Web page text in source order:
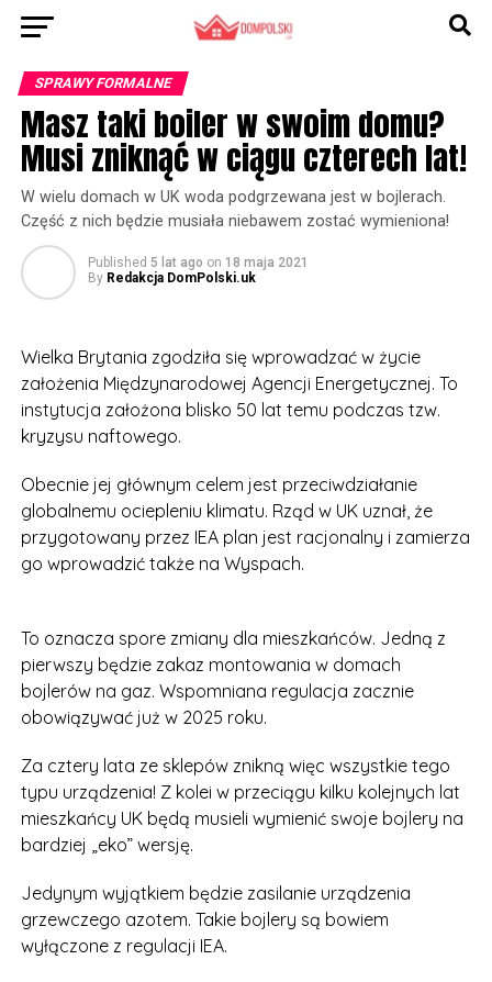
SPRAWY FORMALNE
Masz taki boiler w swoim domu?
Musi zniknąć w ciągu czterech lat!
W wielu domach w UK woda podgrzewana jest w bojlerach.
Część z nich będzie musiała niebawem zostać wymieniona!
Published 5 lat ago on 18 maja 2021
By Redakcja DomPolski.uk
Wielka Brytania zgodziła się wprowadzać w życie
założenia Międzynarodowej Agencji Energetycznej. To
instytucja założona blisko 50 lat temu podczas tzw.
kryzysu naftowego.
Obecnie jej głównym celem jest przeciwdziałanie
globalnemu ociepleniu klimatu. Rząd w UK uznał, że
przygotowany przez IEA plan jest racjonalny i zamierza
go wprowadzić także na Wyspach.
To oznacza spore zmiany dla mieszkańców. Jedną z
pierwszy będzie zakaz montowania w domach
bojlerów na gaz. Wspomniana regulacja zacznie
obowiązywać już w 2025 roku.
Za cztery lata ze sklepów znikną więc wszystkie tego
typu urządzenia! Z kolei w przeciągu kilku kolejnych lat
mieszkańcy UK będą musieli wymienić swoje bojlery na
bardziej „eko” wersję.
Jedynym wyjątkiem będzie zasilanie urządzenia
grzewczego azotem. Takie bojlery są bowiem
wyłączone z regulacji IEA.